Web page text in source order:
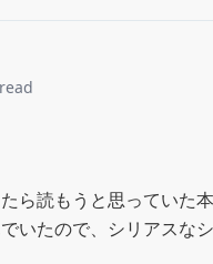
ら読もうと思っていた本
いたので、シリアスな